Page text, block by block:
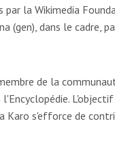
par la Wikimedia
(gen), dans le cadre,
de la
l'Encyclopédie.
Karo s'efforce de